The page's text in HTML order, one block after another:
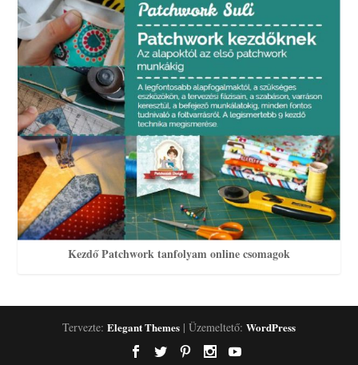
Kezdő Patchwork tanfolyam online csomagok
Tervezte: Elegant Themes | Üzemeltető: WordPress